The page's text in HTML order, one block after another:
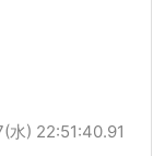
水) 22:51:40.91